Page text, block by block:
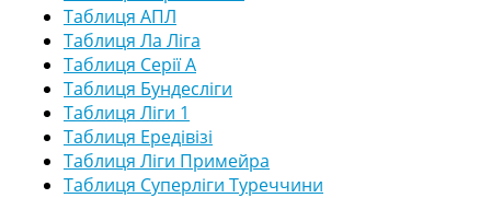
Таблиця АПЛ
Таблиця Ла Ліга
Таблиця Серії А
Таблиця Бундесліги
Таблиця Ліги 1
Таблиця Ередівізі
Таблиця Ліги Примейра
Таблиця Суперліги Туреччини